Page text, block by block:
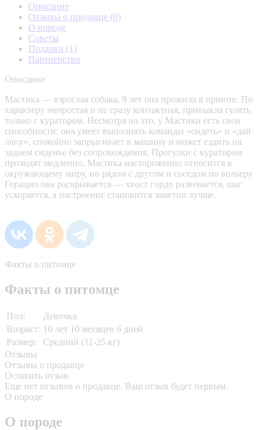
Описание
Отзывы о продавце (0)
О породе
Советы
Подарки (1)
Партнерство
Описание
Мастика — взрослая собака, 9 лет она прожила в приюте. По
характеру непростая и не сразу контактная, привыкла гулять
только с куратором. Несмотря на это, у Мастики есть свои
способности: она умеет выполнять команды «сидеть» и «дай
лапу», спокойно запрыгивает в машину и может ездить на
заднем сиденье без сопровождения. Прогулки с куратором
проходят медленно, Мастика настороженно относится к
окружающему миру, но рядом с другом и соседом по вольеру
Горацио она раскрывается — хвост гордо развевается, шаг
ускоряется, а настроение становится заметно лучше.
Факты о питомце
Факты о питомце
Пол:
Девочка
Возраст: 10 лет 10 месяцев 6 дней
Размер:
Средний (11-25 кг)
Отзывы
Отзывы о продавце
Оставить отзыв
Еще нет отзывов о продавце. Ваш отзыв будет первым.
О породе
О породе